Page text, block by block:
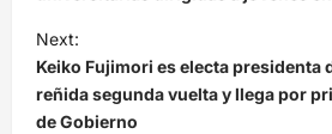
e
g
a
Next:
Keiko Fujimori es electa presidenta
reñida segunda vuelta y llega por
de Gobierno